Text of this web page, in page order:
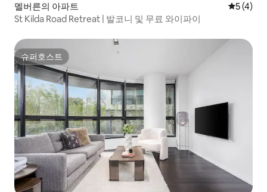
멜버른의 아파트 평점 5점
5 (4)
St Kilda Road Retreat | 발코니 및 무료 와이파이
슈퍼호스트
슈퍼호스트